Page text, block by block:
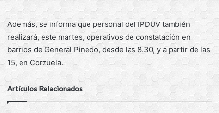
Además, se informa que personal del IPDUV también
realizará, este martes, operativos de constatación en
barrios de General Pinedo, desde las 8.30, y a partir de las
15, en Corzuela.
Artículos Relacionados